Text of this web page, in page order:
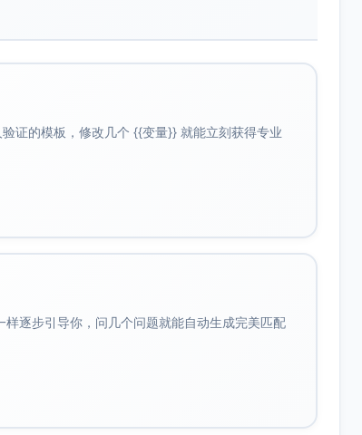
名学生以达0.80功效（具体以基线ICC进行事
价与即时反馈、以学习任务为中心的互动脚本
计划活动实施比例）、剂量（每节互动时长/
）。
证性因素分析（CFA），检验量表的结构效度
）。
证的模板，修改几个 {{变量}} 就能立刻获得专业
逐步引导你，问几个问题就能自动生成完美匹配